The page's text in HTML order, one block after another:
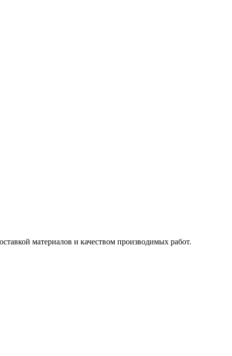
материалов и качеством производимых работ.